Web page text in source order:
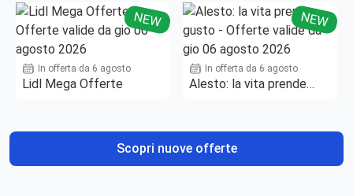
NEW
In offerta da 6 agosto
Lidl Mega Offerte
NEW
In offerta da 6 agosto
Alesto: la vita prende
Scopri nuove offerte